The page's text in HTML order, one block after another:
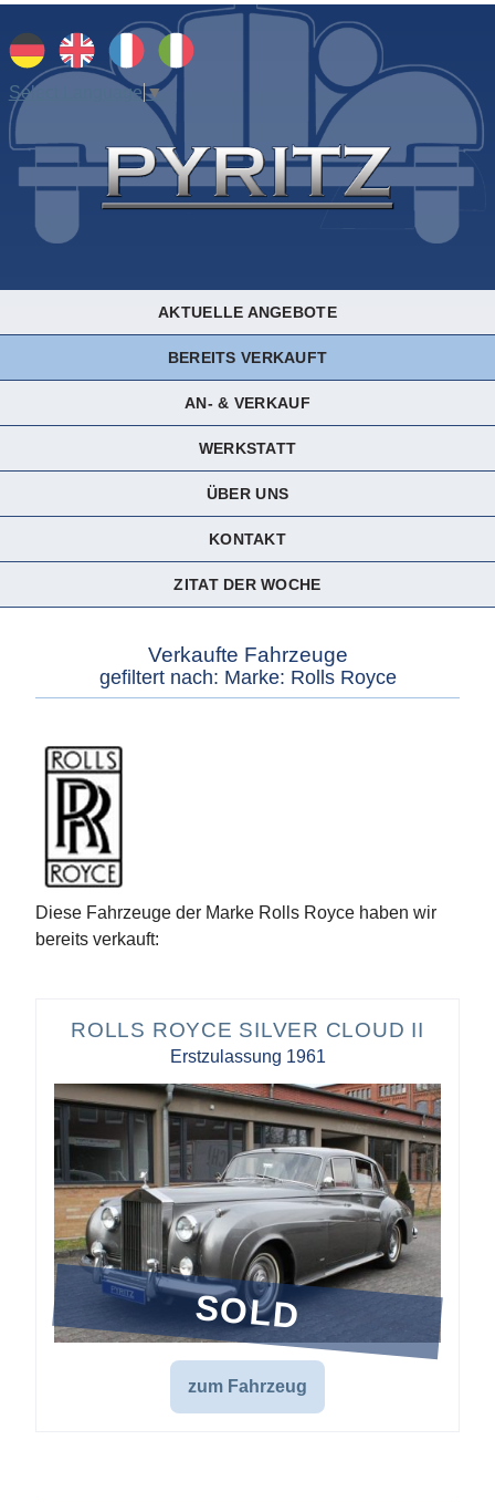
Select Language▼
AKTUELLE ANGEBOTE
BEREITS VERKAUFT
AN- & VERKAUF
WERKSTATT
ÜBER UNS
KONTAKT
ZITAT DER WOCHE
Verkaufte Fahrzeuge
gefiltert nach: Marke: Rolls Royce
Diese Fahrzeuge der Marke Rolls Royce haben wir
bereits verkauft:
ROLLS ROYCE SILVER CLOUD II
Erstzulassung 1961
SOLD
zum Fahrzeug